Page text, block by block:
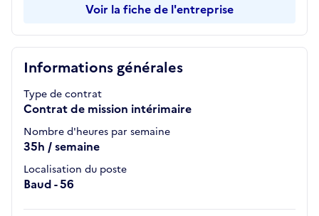
Informations générales
Type de contrat
Contrat de mission intérimaire
Nombre d'heures par semaine
35h / semaine
Localisation du poste
Baud - 56
Voir la fiche de l'entreprise